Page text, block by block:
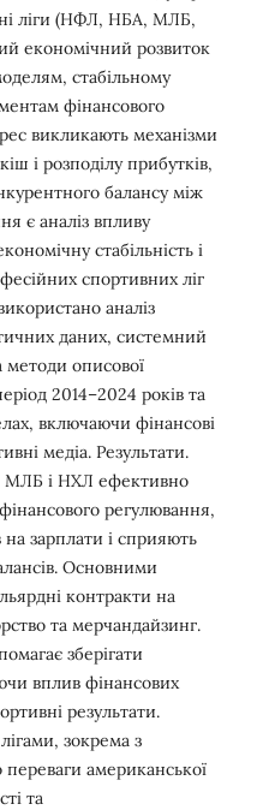
ліги (НФЛ, НБА, МЛБ,
економічний розвиток
стабільному
фінансового
викликають механізми
і розподілу прибутків,
балансу між
є аналіз впливу
стабільність і
спортивних ліг
аналіз
даних, системний
методи описової
2014–2024 років та
включаючи фінансові
медіа. Результати.
МЛБ і НХЛ ефективно
регулювання,
зарплати і сприяють
Основними
контракти на
та мерчандайзинг.
зберігати
вплив фінансових
результати.
зокрема з
американської
та